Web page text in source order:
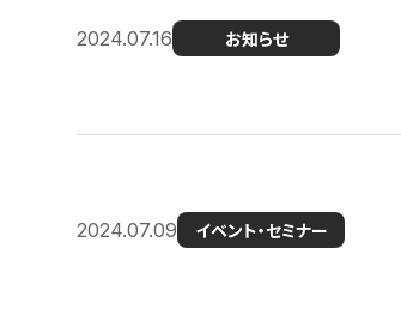
2024.07.16 お知らせ
2024.07.09 イベント・セミナー